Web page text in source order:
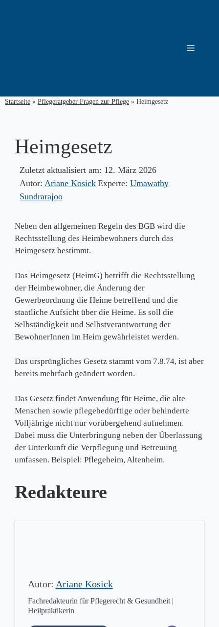
Menü
Startseite » Pflegeratgeber Fragen zur Pflege » Heimgesetz
Heimgesetz
Zuletzt aktualisiert am: 12. März 2026
Autor: Ariane Kosick Experte: Umawathy
Sundrarajoo
Neben den allgemeinen Regeln des BGB wird die
Rechtsstellung des Heimbewohners durch das
Heimgesetz bestimmt.
Das Heimgesetz (HeimG) betrifft die Rechtsstellung
der Heimbewohner, die Änderung der
Gewerbeordnung die Heime betreffend und die
staatliche Aufsicht über die Heime. Es soll die
Selbständigkeit und Selbstverantwortung der
BewohnerInnen im Heim gewährleistet werden.
Das ursprüngliches Gesetz stammt vom 7.8.74, ist aber
bereits mehrfach geändert worden.
Das Gesetz findet Anwendung für Heime, die alte
Menschen sowie pflegebedürftige oder behinderte
Volljährige nicht nur vorübergehend aufnehmen.
Dabei muss die Unterbringung neben der Überlassung
der Unterkunft die Verpflegung und Betreuung
umfassen. Beispiel: Pflegeheim, Altenheim.
Redakteure
Autor: Ariane Kosick
Fachredakteurin für Pflegerecht & Gesundheit |
Heilpraktikerin